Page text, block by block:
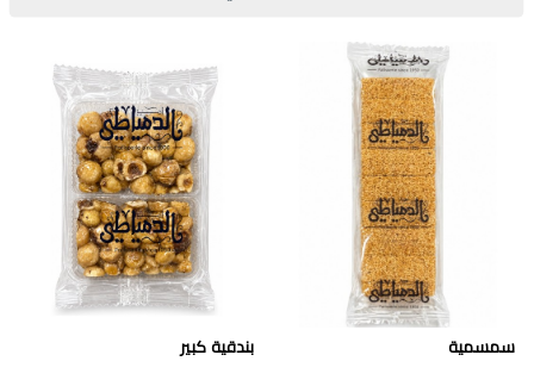
سمسمية بندقية كبير